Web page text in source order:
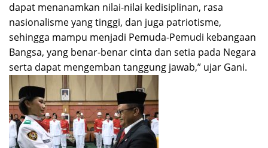
dapat menanamkan nilai-nilai kedisiplinan, rasa
nasionalisme yang tinggi, dan juga patriotisme,
sehingga mampu menjadi Pemuda-Pemudi kebangaan
Bangsa, yang benar-benar cinta dan setia pada Negara
serta dapat mengemban tanggung jawab,” ujar Gani.